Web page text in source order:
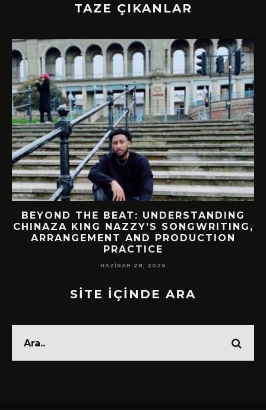
TAZE ÇIKANLAR
BEYOND THE BEAT: UNDERSTANDING
KING NAZZY’S SONGWRITING,
ARRANGEMENT AND PRODUCTION
PRACTICE
HAZIRAN 28, 2026
SİTE İÇİNDE ARA